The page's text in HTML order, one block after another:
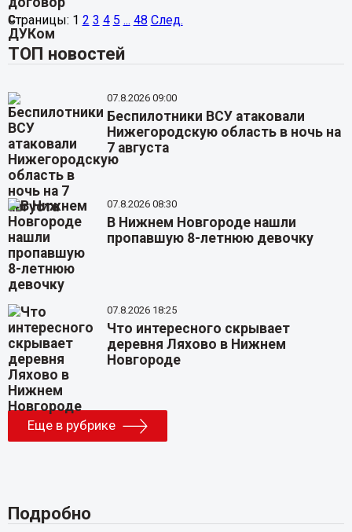
Страницы: 1 2 3 4 5 ... 48 След.
ТОП новостей
07.8.2026 09:00
Беспилотники ВСУ атаковали
Нижегородскую область в ночь на
7 августа
07.8.2026 08:30
В Нижнем Новгороде нашли
пропавшую 8-летнюю девочку
07.8.2026 18:25
Что интересного скрывает
деревня Ляхово в Нижнем
Новгороде
Еще в рубрике
Подробно